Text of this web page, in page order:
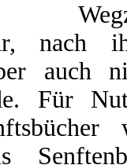
nach
auch
Für